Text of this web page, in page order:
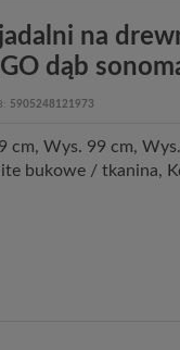
na
dąb
5905248121973
cm, Wys. 99 cm,
bukowe / tkanina,